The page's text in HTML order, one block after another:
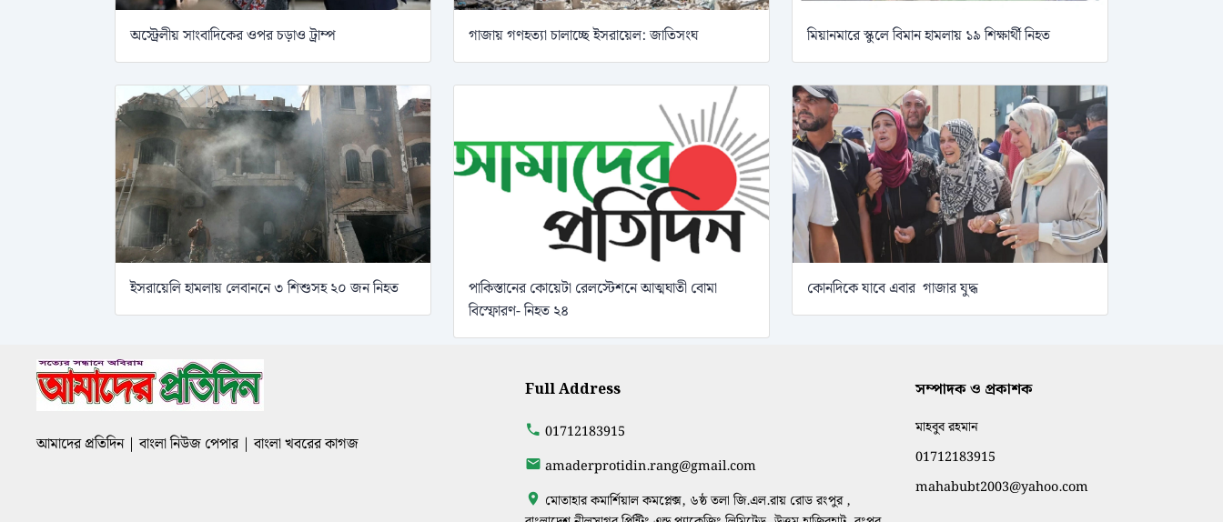
অস্ট্রেলীয় সাংবাদিকের ওপর চড়াও ট্রাম্প গাজায় গণহত্যা চালাচ্ছে ইসরায়েল: জাতিসংঘ মিয়ানমারে স্কুলে বিমান হামলায় ১৯ শিক্ষার্থী নিহত
ইসরায়েলি হামলায় লেবাননে ৩ শিশুসহ ২০ জন নিহত
পাকিস্তানের কোয়েটা রেলস্টেশনে আত্মঘাতী বোমা
বিস্ফোরণ- নিহত ২৪
কোনদিকে যাবে এবার গাজার যুদ্ধ
আমাদের প্রতিদিন | বাংলা নিউজ পেপার | বাংলা খবরের কাগজ
Full Address
01712183915
amaderprotidin.rang@gmail.com
মোতাহার কমার্শিয়াল কমপ্লেক্স, ৬ষ্ঠ তলা জি.এল.রায় রোড রংপুর ,
সম্পাদক ও প্রকাশক
মাহবুব রহমান
01712183915
mahabubt2003@yahoo.com